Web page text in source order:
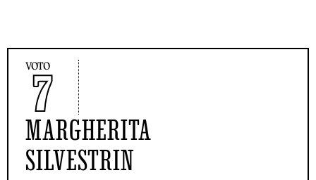
VOTO
7
MARGHERITA
SILVESTRIN